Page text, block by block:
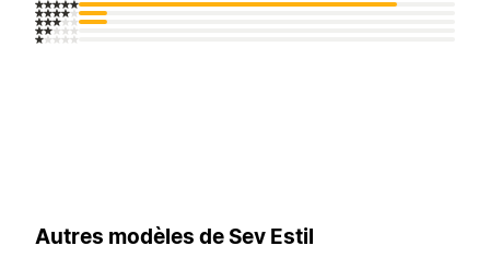
Autres modèles de Sev Estil